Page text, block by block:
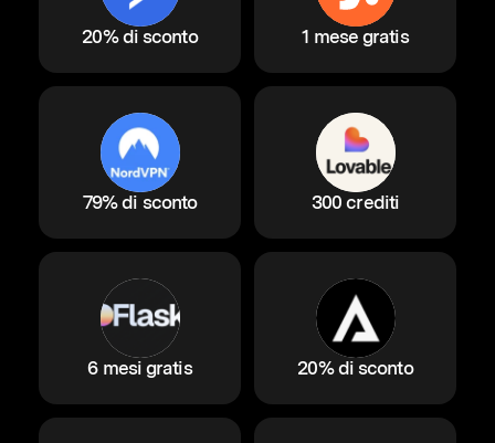
20% di sconto 1 mese gratis
79% di sconto 300 crediti
6 mesi gratis 20% di sconto